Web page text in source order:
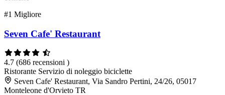
#1 Migliore
Seven Cafe' Restaurant
4.7 (686 recensioni )
Ristorante Servizio di noleggio biciclette
Seven Cafe' Restaurant, Via Sandro Pertini, 24/26, 05017
Monteleone d'Orvieto TR